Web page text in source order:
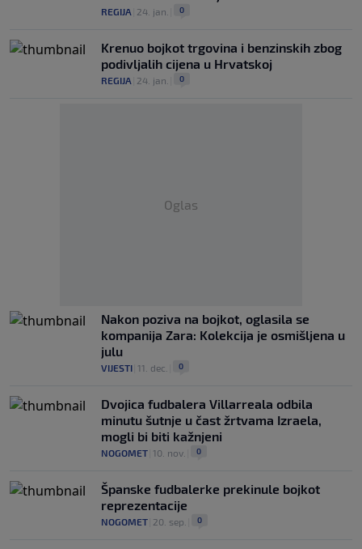
REGIJA 24. jan. 0
Krenuo bojkot trgovina i benzinskih zbog
podivljalih cijena u Hrvatskoj
REGIJA 24. jan. 0
Oglas
Nakon poziva na bojkot, oglasila se
kompanija Zara: Kolekcija je osmišljena u
julu
VIJESTI 11. dec. 0
Dvojica fudbalera Villarreala odbila
minutu šutnje u čast žrtvama Izraela,
mogli bi biti kažnjeni
NOGOMET 10. nov. 0
Španske fudbalerke prekinule bojkot
reprezentacije
NOGOMET 20. sep. 0